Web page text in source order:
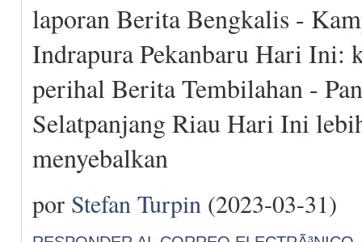
laporan Berita Bengkalis -
Indrapura Pekanbaru Hari Ini:
perihal Berita Tembilahan -
Selatpanjang Riau Hari Ini
menyebalkan
por Stefan Turpin (2023-03-31)